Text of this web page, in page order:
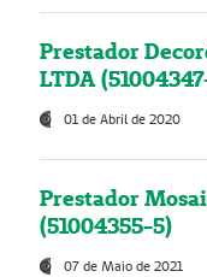
Prestador
LTDA
01 de Abril de 2020
Prestador
(51004355-5)
07 de Maio de 2021